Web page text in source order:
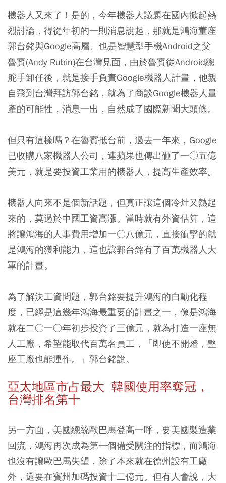
機器人又來了！是的，今年機器人議題在國內掀起熱
烈討論，得從年初的一則消息說起，那就是鴻海董座
郭台銘與Google高層、也是智慧型手機Android之父
魯賓(Andy Rubin)在台灣見面，由於魯賓從Android總
舵手卸任後，就是接手負責Google機器人計畫，他親
自飛到台灣拜訪郭台銘，就為了商談Google機器人量
產的可能性，消息一出，自然成了國際新聞大頭條。
但只有這樣嗎？在魯賓抵台前，過去一年來，Google
已收購八家機器人公司，連蘋果也傳出砸了一○五億
美元，就是要投資工業用的機器人，提高生產效率。
機器人向來不是個新話題，但真正讓這個冷灶又熱起
來的，莫過於中國工資高漲。當時就有外資估算，這
將讓鴻海的人事費用增加一○八億元，直接衝擊的就
是鴻海的獲利能力，這也讓郭台銘有了百萬機器人大
軍的計畫。
為了解決工資問題，郭台銘要提升鴻海的自動化程
度，已經是這幾年鴻海最重要的計畫之一，像是鴻海
就在二○一○年初步投資了三億元，就為打造一座無
人工廠，希望能取代百萬名員工，「即使不開燈，整
座工廠也能運作。」郭台銘說。
亞太地區市占最大 韓國使用率奪冠，
台灣排名第十
另一方面，美國總統歐巴馬登高一呼，要美國製造業
回流，鴻海再次成為第一個備受關注的指標，而鴻海
也沒有讓歐巴馬失望，除了本來就在德州設有工廠
外，還要在賓州加碼投資十二億元。但有人會說，大